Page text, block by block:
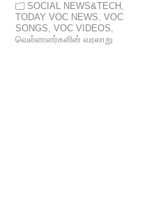
SOCIAL NEWS&TECH ,
TODAY VOC NEWS,VOC
SONGS,VOC VIDEOS,
வெள்ளாளர்களின் வரலாறு